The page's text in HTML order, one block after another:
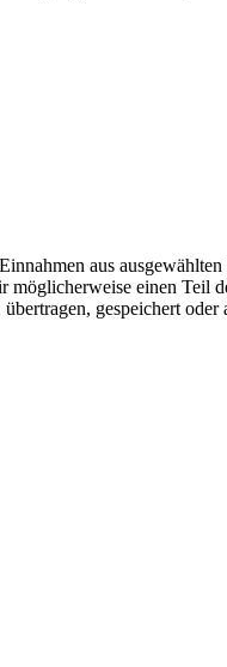
aus
einen Teil
gespeichert